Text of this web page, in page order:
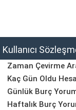
Kullanıcı
Zaman Çevirme
Kaç Gün Oldu
Günlük Burç
Haftalık Burç